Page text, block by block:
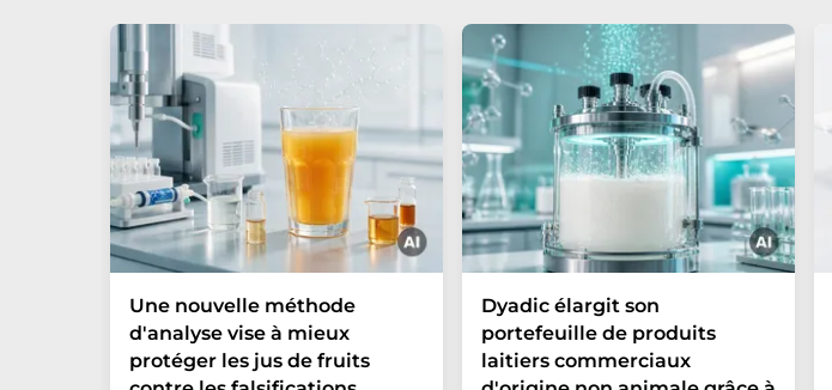
Une nouvelle méthode
d'analyse vise à mieux
protéger les jus de fruits
Dyadic élargit son
portefeuille de produits
laitiers commerciaux